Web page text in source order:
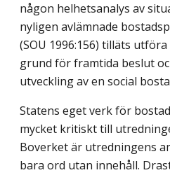
någon helhetsanalys av
nyligen avlämnade
(SOU 1996:156) tilläts
grund för framtida beslut
utveckling av en social
Statens eget verk för
mycket kritiskt till
Boverket är utredningens
bara ord utan innehåll.